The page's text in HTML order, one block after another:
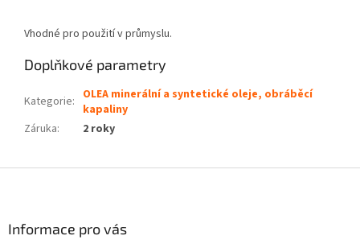
Vhodné pro použití v průmyslu.
Doplňkové parametry
Kategorie: OLEA minerální a syntetické oleje, obráběcí
kapaliny
Záruka: 2 roky
Informace pro vás